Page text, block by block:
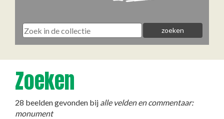
Zoeken
28 beelden gevonden bij alle velden en commentaar:
monument